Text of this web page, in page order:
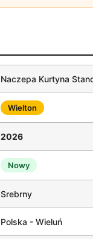
Naczepa Kurtyna
Wielton
2026
Nowy
Srebrny
Polska - Wieluń